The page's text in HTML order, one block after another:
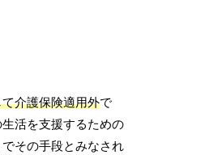
介護保険適用外で
活を支援するための
その手段とみなされ